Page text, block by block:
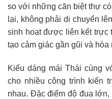
so với những căn biệt thự
lại, không phải di chuyển
sinh hoạt được liên kết trực
tạo cảm giác gần gũi và
Kiểu dáng mái Thái cùng
cho nhiều công trình kiến
nhau. Đặc điểm độ đua